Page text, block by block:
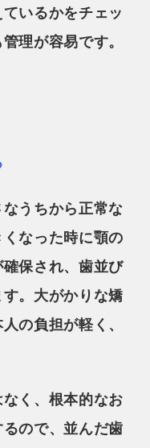
いるかをチェッ
理が容易です。
うちから正常な
なった時に顎の
保され、歯並び
。大がかりな矯
の負担が軽く、
く、根本的なお
ので、並んだ歯